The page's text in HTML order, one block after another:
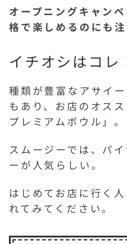
オープニングキャン
格で楽しめるのにも注
イチオシはコレ
種類が豊富なアサイ
もあり、お店のオス
プレミアムボウル」。
スムージーでは、パ
ーが人気らしい。
はじめてお店に行く
れてみてください。